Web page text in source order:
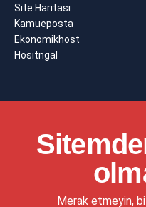
Site Haritası
Kamueposta
Ekonomikhost
Hositngal
Merak etmeyin,